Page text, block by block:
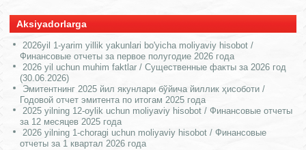
Aksiyadorlarga
2026yil 1-yarim yillik yakunlari bo'yicha moliyaviy hisobot /
Финансовые отчеты за первое полугодие 2026 года
2026 yil uchun muhim faktlar / Существенные факты за 2026 год
(30.06.2026)
Эмитентнинг 2025 йил якунлари бўйича йиллик ҳисоботи /
Годовой отчет эмитента по итогам 2025 года
2025 yilning 12-oylik uchun moliyaviy hisobot / Финансовые отчеты
за 12 месяцев 2025 года
2026 yilning 1-choragi uchun moliyaviy hisobot / Финансовые
отчеты за 1 квартал 2026 года